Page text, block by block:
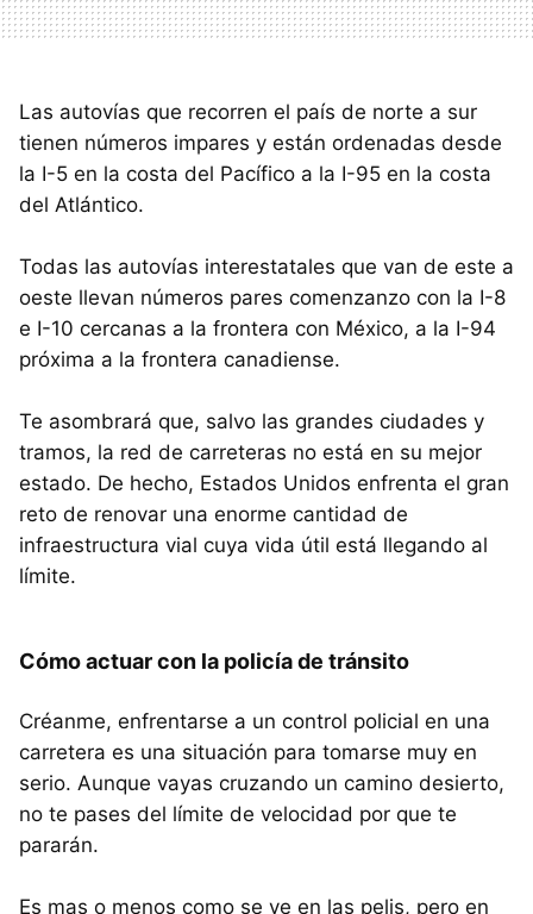
Las autovías que recorren el país de norte a sur
tienen números impares y están ordenadas desde
la I-5 en la costa del Pacífico a la I-95 en la costa
del Atlántico.
Todas las autovías interestatales que van de este a
oeste llevan números pares comenzanzo con la I-8
e I-10 cercanas a la frontera con México, a la I-94
próxima a la frontera canadiense.
Te asombrará que, salvo las grandes ciudades y
tramos, la red de carreteras no está en su mejor
estado. De hecho, Estados Unidos enfrenta el gran
reto de renovar una enorme cantidad de
infraestructura vial cuya vida útil está llegando al
límite.
Cómo actuar con la policía de tránsito
Créanme, enfrentarse a un control policial en una
carretera es una situación para tomarse muy en
serio. Aunque vayas cruzando un camino desierto,
no te pases del límite de velocidad por que te
pararán.
Es mas o menos como se ve en las pelis, pero en